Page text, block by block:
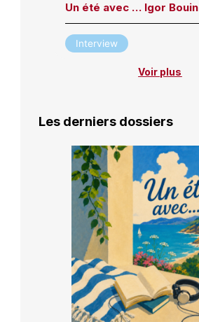
Un été avec … Igor Bouin
Interview
Voir plus
Les derniers dossiers